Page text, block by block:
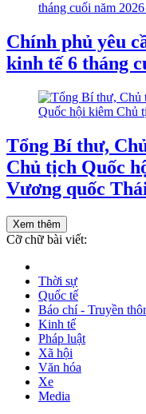
Chính phủ yêu
kinh tế 6 tháng
Tổng Bí thư,
Chủ tịch Quốc
Vương quốc
Xem thêm
Cỡ chữ bài viết:
Thời sự
Quốc tế
Báo chí - Truyền
Kinh tế
Pháp luật
Xã hội
Văn hóa
Xe
Media